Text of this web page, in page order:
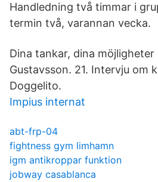
Handledning två timmar i
termin två, varannan vecka.
Dina tankar, dina möjligheter
Gustavsson. 21. Intervju om
Doggelito.
Impius internat
abt-frp-04
fightness gym limhamn
igm antikroppar funktion
jobway casablanca